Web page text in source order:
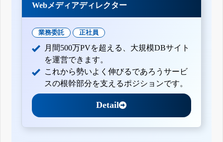
Webメディアディレクター
業務委託 正社員
月間500万PVを超える、大規模DBサイト
を運営できます。
これから勢いよく伸びるであろうサービ
スの根幹部分を支えるポジションです。
Detail